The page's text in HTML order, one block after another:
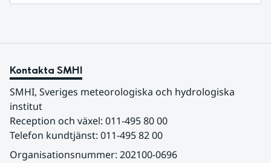
Kontakta SMHI
SMHI, Sveriges meteorologiska och hydrologiska
institut
Reception och växel: 011-495 80 00
Telefon kundtjänst: 011-495 82 00
Organisationsnummer: 202100-0696